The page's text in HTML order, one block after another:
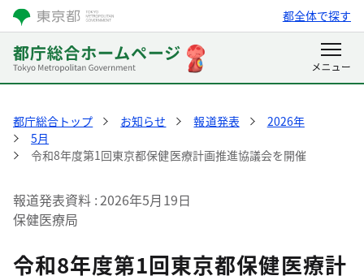
都全体で探す
都庁総合トップ お知らせ 報道発表
2026年
5月
令和8年度第1回東京都保健医療計画推進協議会を開催
報道発表資料 2026年5月19日
保健医療局
令和8年度第1回東京都保健医療計